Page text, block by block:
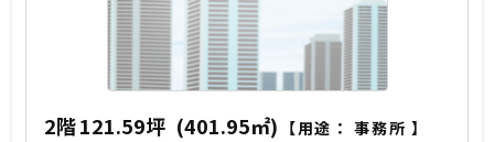
2階121.59坪 (401.95㎡) 【用途：事務所 】